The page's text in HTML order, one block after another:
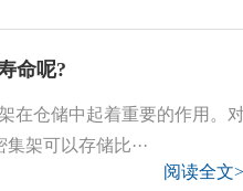
命呢?
在仓储中起着重要的作用。
架可以存储比···
阅读全文